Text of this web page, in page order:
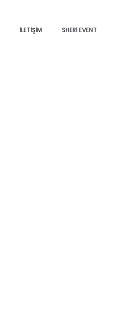
İLETIŞIM SHERI EVENT